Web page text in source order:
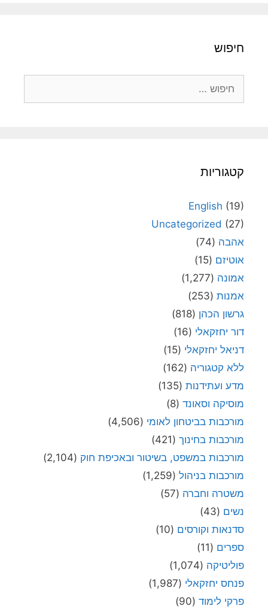
חיפוש
קטגוריות
English (19)
Uncategorized (27)
אהבה (74)
אוטיזם (15)
אמונה (1,277)
אמנות (253)
גרשון הכהן (818)
דור יחזקאלי (16)
דניאל יחזקאלי (15)
ללא קטגוריה (162)
מדע ועתידנות (135)
מוסיקה וסאונד (8)
מורכבות בביטחון לאומי (4,506)
מורכבות בחינוך (421)
מורכבות במשפט, בשיטור ובאכיפת חוק (2,104)
מורכבות בניהול (1,259)
משטרה וחברה (57)
נשים (43)
סדנאות וקורסים (10)
ספרים (11)
פוליטיקה (1,074)
פנחס יחזקאלי (1,987)
פרקי לימוד (90)